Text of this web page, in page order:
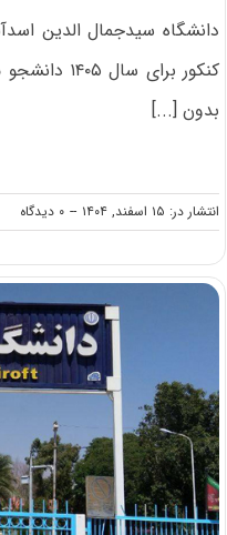
دانشگاه سیدجمال الدین
کنکور
بدون [...]
انتشار در: ۱۵ اسفند, ۱۴۰۴ -- ۰ دیدگاه
on